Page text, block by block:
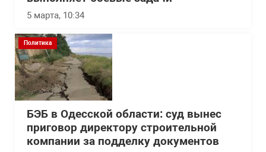
5 марта, 10:34
Политика
БЭБ в Одесской области: суд вынес
приговор директору строительной
компании за подделку документов